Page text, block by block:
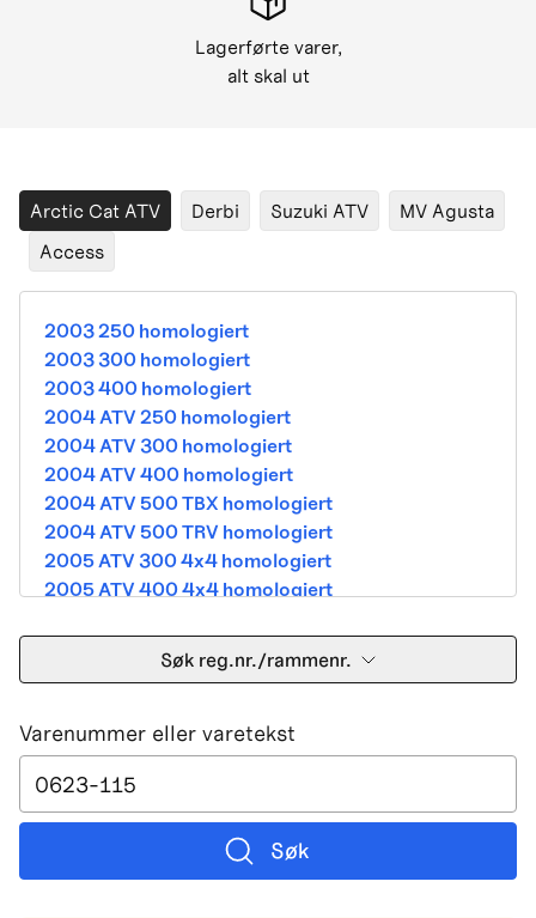
Lagerførte varer,
alt skal ut
Arctic Cat ATV Derbi Suzuki ATV
MV Agusta
Access
2003 250 homologiert
2003 300 homologiert
2003 400 homologiert
2004 ATV 250 homologiert
2004 ATV 300 homologiert
2004 ATV 400 homologiert
2004 ATV 500 TBX homologiert
2004 ATV 500 TRV homologiert
2005 ATV 300 4x4 homologiert
2005 ATV 400 4x4 homologiert
2005 ATV 500 TRV homologiert
2005 ATV 500i 4x4A homologiert
2005 DVX 400 street homologiert
2006 250 Utility Street Legal
2006 400 Street Legal
2006 400 3in1 Street Legal
2006 400 dvx street-2x4 homologated b390b
2006 500 4x4A Street Legal
Søk reg.nr./rammenr.
Varenummer eller varetekst
Søk